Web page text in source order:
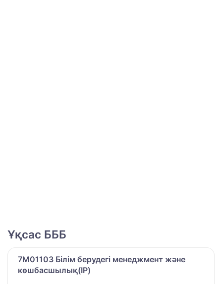
Ұқсас БББ
7M01103 Білім берудегі менеджмент және
көшбасшылық(IP)